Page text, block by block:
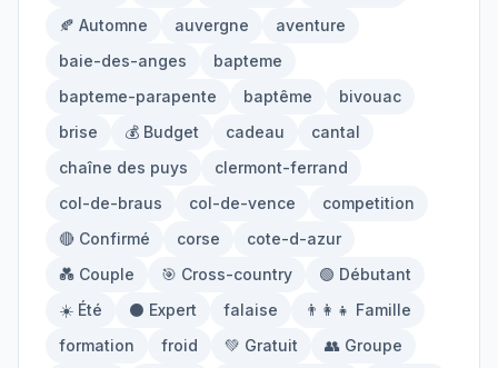
Alpinisme
Mont-Blanc Via Ferrata
Initiation
Parapente Randonnée
Alpinisme
🍂 Automne
auvergne
aventure
baie-des-anges
bapteme
bapteme-parapente
baptême
bivouac
brise
💰 Budget cadeau
cantal
chaîne des puys
clermont-ferrand
col-de-braus
col-de-vence
competition
🔴 Confirmé
corse
cote-d-azur
💑 Couple
🎯 Cross-country
🟢 Débutant
☀️ Été
⚫ Expert falaise
👨‍👩‍👧 Famille
formation
froid 💚 Gratuit
👥 Groupe